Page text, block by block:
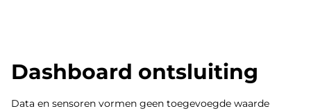
Dashboard ontsluiting
Data en sensoren vormen geen toegevoegde waarde